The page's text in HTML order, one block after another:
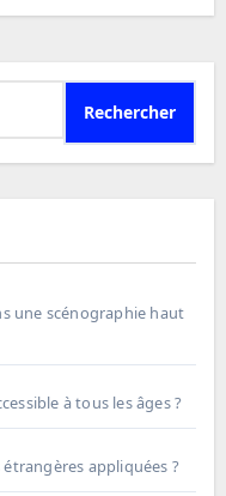
une scénographie haut
à tous les âges ?
appliquées ?